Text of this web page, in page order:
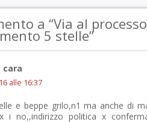
a “Via al
5 stelle”
alle 16:37
e beppe grilo,n1 ma anche di
i no,,indirizzo politica x